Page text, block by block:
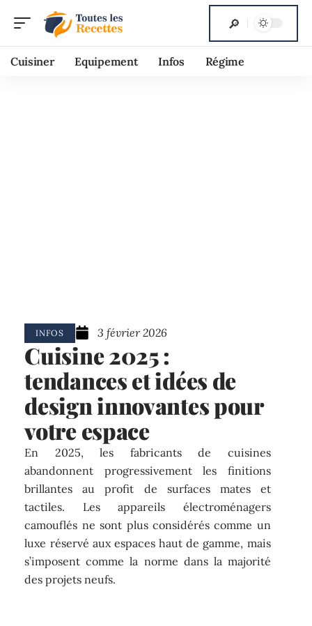
Cuisiner Equipement Infos Régime
INFOS 3 février 2026
Cuisine 2025 :
tendances et idées de
design innovantes pour
votre espace
En 2025, les fabricants de cuisines
abandonnent progressivement les finitions
brillantes au profit de surfaces mates et
tactiles. Les appareils électroménagers
camouflés ne sont plus considérés comme un
luxe réservé aux espaces haut de gamme, mais
s’imposent comme la norme dans la majorité
des projets neufs.